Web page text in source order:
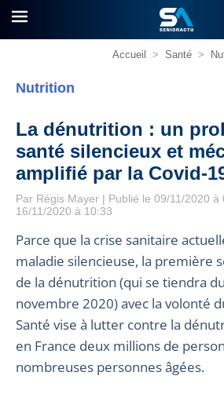
Accueil > Santé >
Nutrition
La dénutrition : un
santé silencieux et
amplifié par la Covid-
Par Régis Mayer | Publié le 09/11/2020
16/11/2020 à 10:33
Parce que la crise sanitaire
maladie silencieuse, la première
de la dénutrition (qui se tiendra
novembre 2020) avec la volonté
Santé vise à lutter contre la
en France deux millions de
nombreuses personnes âgées.